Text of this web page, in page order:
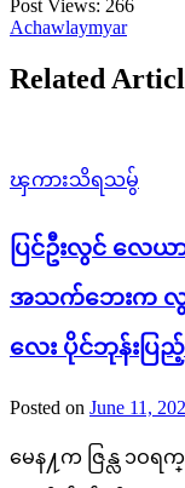
Post Views: 266
Achawlaymyar
Related
ၾကားသိရသမွ်
ပြင်ဦးလွင် လေယ
အသက်ဘေးက လွ
လေး ပိုင်ဘုန်းပြည့်
Posted on June 11,
မေန႔က ဇြန္လ ၁ဝရ